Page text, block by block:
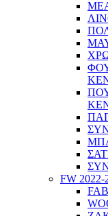
FW 2022-